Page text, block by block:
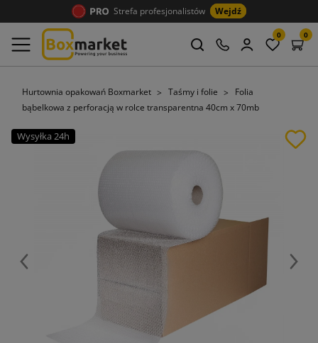
Strefa profesjonalistów Wejdź
0 0
Hurtownia opakowań Boxmarket Taśmy i folie
Folia
bąbelkowa z perforacją w rolce transparentna 40cm x 70mb
Wysyłka 24h
Poprzedni